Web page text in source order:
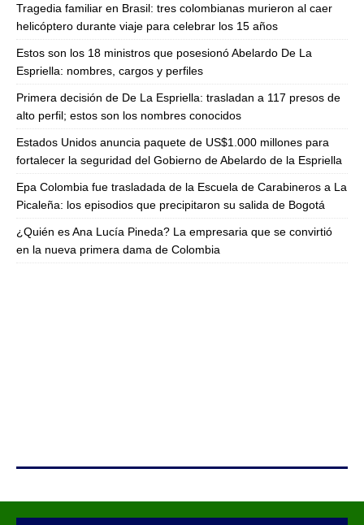
Tragedia familiar en Brasil: tres colombianas murieron al caer
helicóptero durante viaje para celebrar los 15 años
Estos son los 18 ministros que posesionó Abelardo De La
Espriella: nombres, cargos y perfiles
Primera decisión de De La Espriella: trasladan a 117 presos de
alto perfil; estos son los nombres conocidos
Estados Unidos anuncia paquete de US$1.000 millones para
fortalecer la seguridad del Gobierno de Abelardo de la Espriella
Epa Colombia fue trasladada de la Escuela de Carabineros a La
Picaleña: los episodios que precipitaron su salida de Bogotá
¿Quién es Ana Lucía Pineda? La empresaria que se convirtió
en la nueva primera dama de Colombia